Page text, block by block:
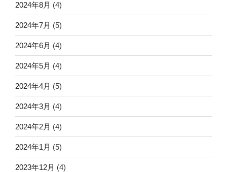
2024年8月 (4)
2024年7月 (5)
2024年6月 (4)
2024年5月 (4)
2024年4月 (5)
2024年3月 (4)
2024年2月 (4)
2024年1月 (5)
2023年12月 (4)